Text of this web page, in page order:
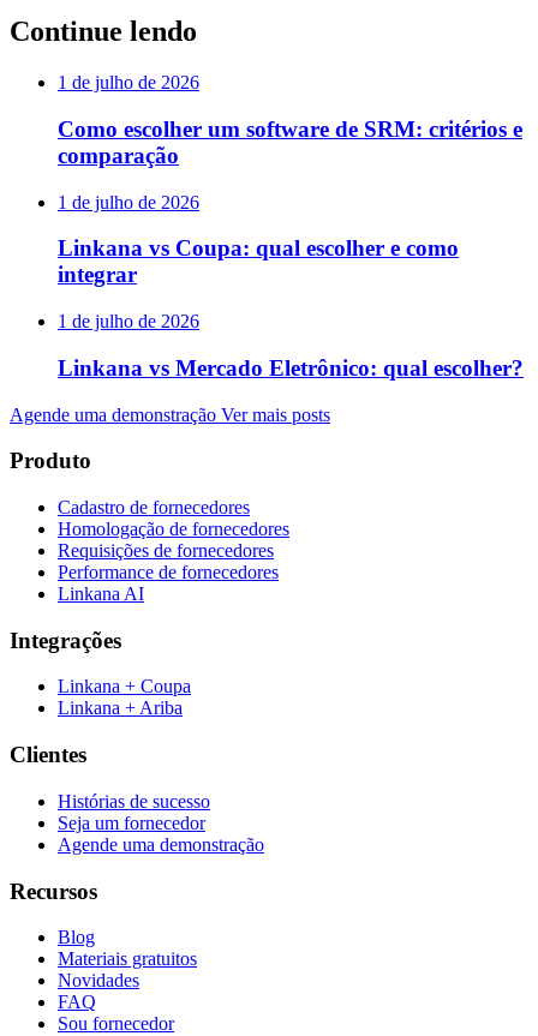
Continue lendo
1 de julho de 2026
Como escolher um software de SRM: critérios e
comparação
1 de julho de 2026
Linkana vs Coupa: qual escolher e como
integrar
1 de julho de 2026
Linkana vs Mercado Eletrônico: qual escolher?
Agende uma demonstração Ver mais posts
Produto
Cadastro de fornecedores
Homologação de fornecedores
Requisições de fornecedores
Performance de fornecedores
Linkana AI
Integrações
Linkana + Coupa
Linkana + Ariba
Clientes
Histórias de sucesso
Seja um fornecedor
Agende uma demonstração
Recursos
Blog
Materiais gratuitos
Novidades
FAQ
Sou fornecedor